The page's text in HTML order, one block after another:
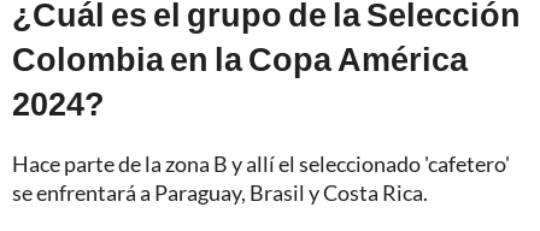
¿Cuál es el grupo de la Selección
Colombia en la Copa América
2024?
Hace parte de la zona B y allí el seleccionado 'cafetero'
se enfrentará a Paraguay, Brasil y Costa Rica.